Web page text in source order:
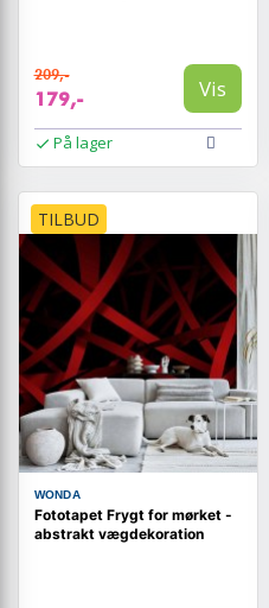
209,-
179,- Vis
På lager
TILBUD
WONDA
Fototapet Frygt for mørket -
abstrakt vægdekoration